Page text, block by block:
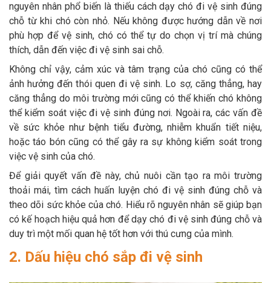
nguyên nhân phổ biến là thiếu cách dạy chó đi vệ sinh đúng
chỗ từ khi chó còn nhỏ. Nếu không được hướng dẫn về nơi
phù hợp để vệ sinh, chó có thể tự do chọn vị trí mà chúng
thích, dẫn đến việc đi vệ sinh sai chỗ.
Không chỉ vậy, cảm xúc và tâm trạng của chó cũng có thể
ảnh hưởng đến thói quen đi vệ sinh. Lo sợ, căng thẳng, hay
căng thẳng do môi trường mới cũng có thể khiến chó không
thể kiểm soát việc đi vệ sinh đúng nơi. Ngoài ra, các vấn đề
về sức khỏe như bệnh tiểu đường, nhiễm khuẩn tiết niệu,
hoặc táo bón cũng có thể gây ra sự không kiểm soát trong
việc vệ sinh của chó.
Để giải quyết vấn đề này, chủ nuôi cần tạo ra môi trường
thoải mái, tìm cách huấn luyện chó đi vệ sinh đúng chỗ và
theo dõi sức khỏe của chó. Hiểu rõ nguyên nhân sẽ giúp bạn
có kế hoạch hiệu quả hơn để dạy chó đi vệ sinh đúng chỗ và
duy trì một mối quan hệ tốt hơn với thú cưng của mình.
2. Dấu hiệu chó sắp đi vệ sinh